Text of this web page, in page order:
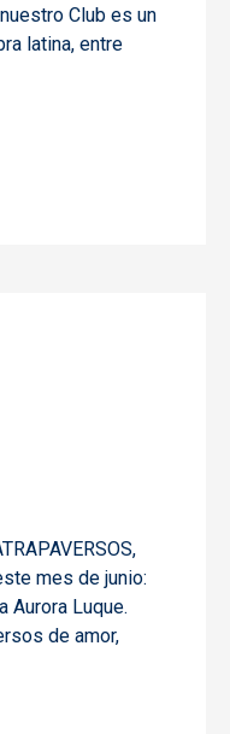
Club es un
latina, entre
mes de junio:
Aurora Luque.
de amor,